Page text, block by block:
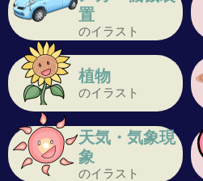
置
のイラスト
植物
のイラスト
天気・気象現
象
のイラスト